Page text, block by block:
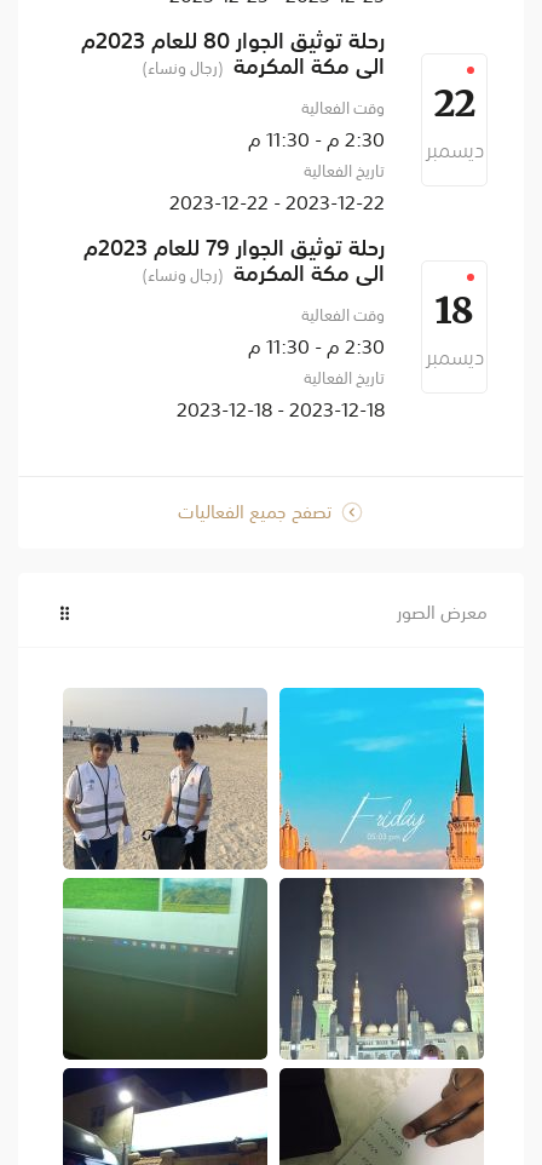
22
ديسمبر
رحلة توثيق الجوار 80 للعام 2023م
الى مكة المكرمة (رجال ونساء)
وقت الفعالية
2:30 م - 11:30 م
تاريخ الفعالية
2023-12-22 - 2023-12-22
18
ديسمبر
رحلة توثيق الجوار 79 للعام 2023م
الى مكة المكرمة (رجال ونساء)
وقت الفعالية
2:30 م - 11:30 م
تاريخ الفعالية
2023-12-18 - 2023-12-18
تصفح جميع الفعاليات
معرض الصور